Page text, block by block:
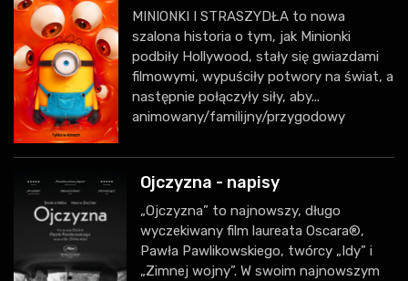
MINIONKI I STRASZYDŁA to nowa
szalona historia o tym, jak Minionki
podbiły Hollywood, stały się gwiazdami
filmowymi, wypuściły potwory na świat, a
następnie połączyły siły, aby...
animowany/familijny/przygodowy
Ojczyzna - napisy
„Ojczyzna” to najnowszy, długo
wyczekiwany film laureata Oscara®,
Pawła Pawlikowskiego, twórcy „Idy” i
„Zimnej wojny”. W swoim najnowszym